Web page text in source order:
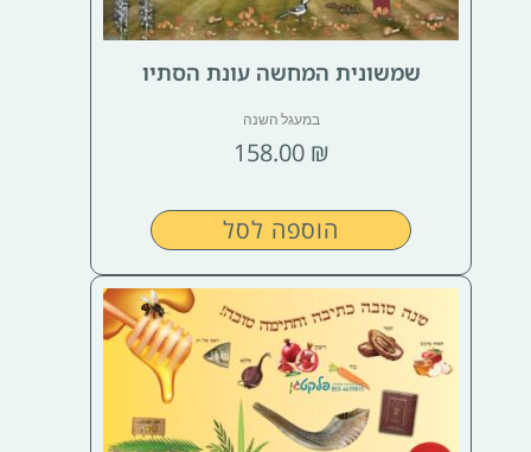
שמשונית המחשה עונת הסתיו
במעגל השנה
158.00 ₪
הוספה לסל